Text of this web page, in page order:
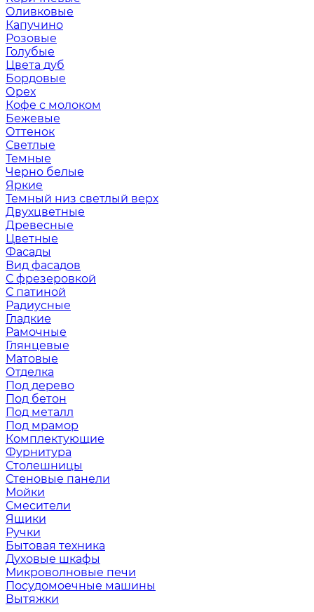
Оливковые
Капучино
Розовые
Голубые
Цвета дуб
Бордовые
Орех
Кофе с молоком
Бежевые
Оттенок
Светлые
Темные
Черно белые
Яркие
Темный низ светлый верх
Двухцветные
Древесные
Цветные
Фасады
Вид фасадов
С фрезеровкой
С патиной
Радиусные
Гладкие
Рамочные
Глянцевые
Матовые
Отделка
Под дерево
Под бетон
Под металл
Под мрамор
Комплектующие
Фурнитура
Столешницы
Стеновые панели
Мойки
Смесители
Ящики
Ручки
Бытовая техника
Духовые шкафы
Микроволновые печи
Посудомоечные машины
Вытяжки